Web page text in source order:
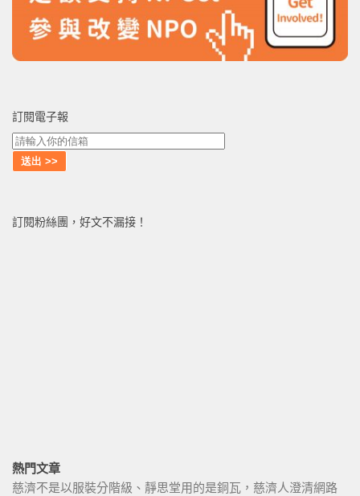
訂閱電子報
訂閱粉絲團，好文不漏接！
熱門文章
慈濟不是以服裝分階級、靜思堂用的是銅瓦，慈濟人澄清網路